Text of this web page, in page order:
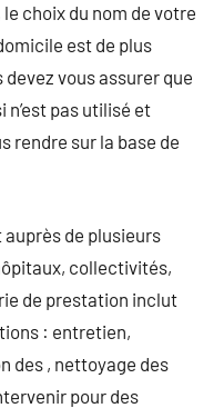
choix du nom de votre
est de plus
vous assurer que
n’est pas utilisé et
rendre sur la base de
de plusieurs
collectivités,
de prestation inclut
: entretien,
des , nettoyage des
pour des